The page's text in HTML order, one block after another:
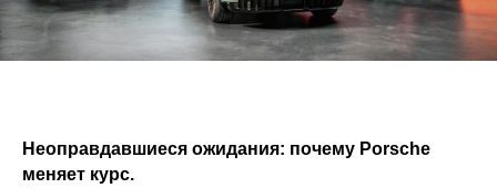
Неоправдавшиеся ожидания: почему Porsche
меняет курс.